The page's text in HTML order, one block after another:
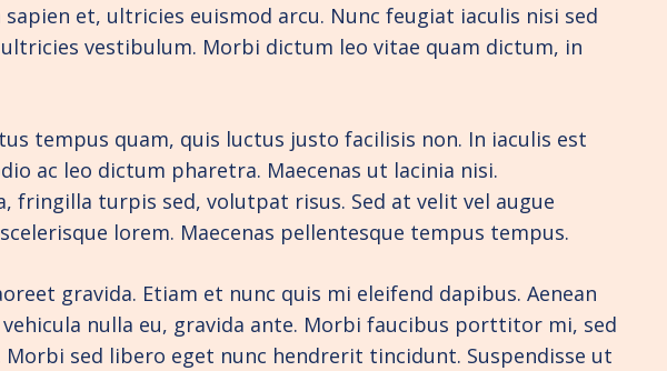
et, ultricies euismod arcu. Nunc feugiat iaculis nisi sed
vestibulum. Morbi dictum leo vitae quam dictum, in
tempus quam, quis luctus justo facilisis non. In iaculis est
ac leo dictum pharetra. Maecenas ut lacinia nisi.
fringilla turpis sed, volutpat risus. Sed at velit vel augue
lorem. Maecenas pellentesque tempus tempus.
gravida. Etiam et nunc quis mi eleifend dapibus. Aenean
nulla eu, gravida ante. Morbi faucibus porttitor mi, sed
sed libero eget nunc hendrerit tincidunt. Suspendisse ut